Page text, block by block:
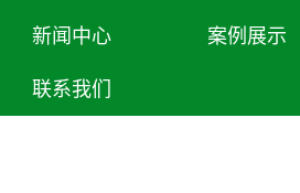
新闻中心 案例展示
联系我们